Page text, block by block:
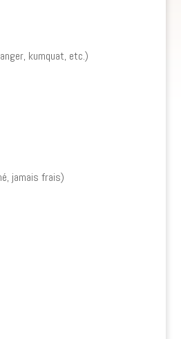
kumquat, etc.)
jamais frais)